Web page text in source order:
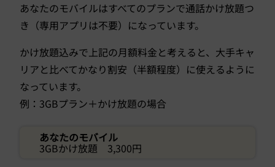
あなたのモバイルはすべてのプランで通話かけ放題つ
き（専用アプリは不要）になっています。
かけ放題込みで上記の月額料金と考えると、大手キャ
リアと比べてかなり割安（半額程度）に使えるように
なっています。
例：3GBプラン＋かけ放題の場合
あなたのモバイル
3GBかけ放題 3,300円